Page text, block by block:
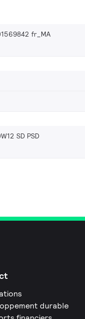
fr_MA
SD PSD
durable